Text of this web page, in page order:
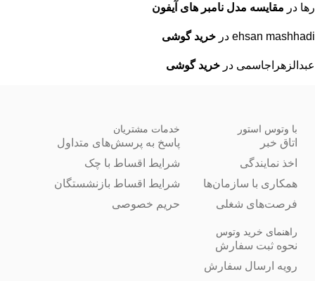
رها در مقایسه مدل نامبر های آیفون
ehsan mashhadi در خرید گوشی
عبدالزهراجاسمی در خرید گوشی
با وتوس استور
اتاق خبر
اخذ نمایندگی
همکاری با سازمان‌ها
فرصت‌های شغلی
خدمات مشتریان
پاسخ به پرسش‌های متداول
شرایط اقساط با چک
شرایط اقساط بازنشستگان
حریم خصوصی
راهنمای خرید وتوس
نحوه ثبت سفارش
رویه ارسال سفارش